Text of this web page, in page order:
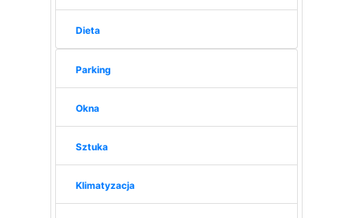
Dieta
Parking
Okna
Sztuka
Klimatyzacja